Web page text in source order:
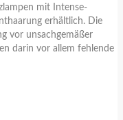
mit Intense-
erhältlich. Die
vor unsachgemäßer
darin vor allem fehlende